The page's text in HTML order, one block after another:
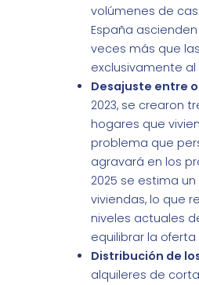
volúmenes de
España
veces más que
exclusivamente al
Desajuste entre
2023, se crearon
hogares que
problema que
agravará en los
2025 se estima un
viviendas, lo que
niveles actuales
equilibrar la
Distribución de
alquileres de